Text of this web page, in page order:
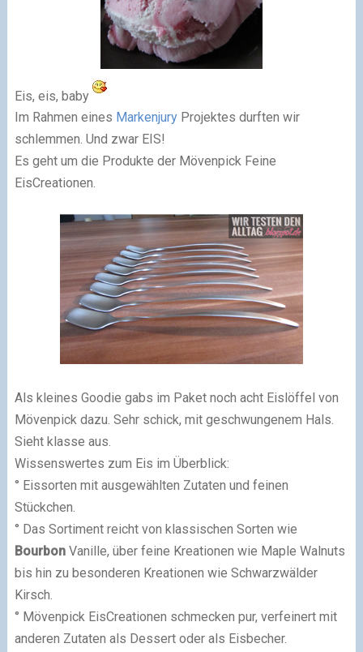
Eis, eis, baby
Im Rahmen eines MarkenjuryProjektes durften wir
schlemmen. Und zwar EIS!
Es geht um die Produkte der Mövenpick Feine
EisCreationen.
Als kleines Goodie gabs im Paket noch acht Eislöffel von
Mövenpick dazu. Sehr schick, mit geschwungenem Hals.
Sieht klasse aus.
Wissenswertes zum Eis im Überblick:
° Eissorten mit ausgewählten Zutaten und feinen
Stückchen.
° Das Sortiment reicht von klassischen Sorten wie
BourbonVanille, über feine Kreationen wie Maple Walnuts
bis hin zu besonderen Kreationen wie Schwarzwälder
Kirsch.
° Mövenpick EisCreationen schmecken pur, verfeinert mit
anderen Zutaten als Dessert oder als Eisbecher.